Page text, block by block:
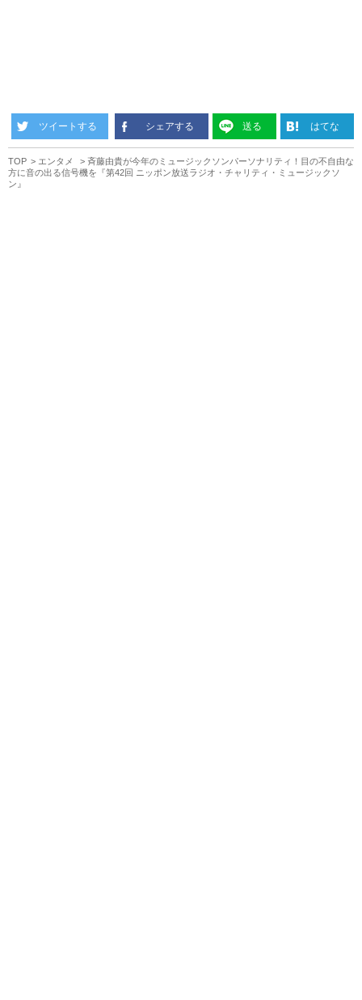
ツイートする シェアする 送る はてな
TOP エンタメ
斉藤由貴が今年のミュージックソンパーソナリティ！目の不自由な
方に音の出る信号機を『第42回 ニッポン放送ラジオ・チャリティ・ミュージックソ
ン』